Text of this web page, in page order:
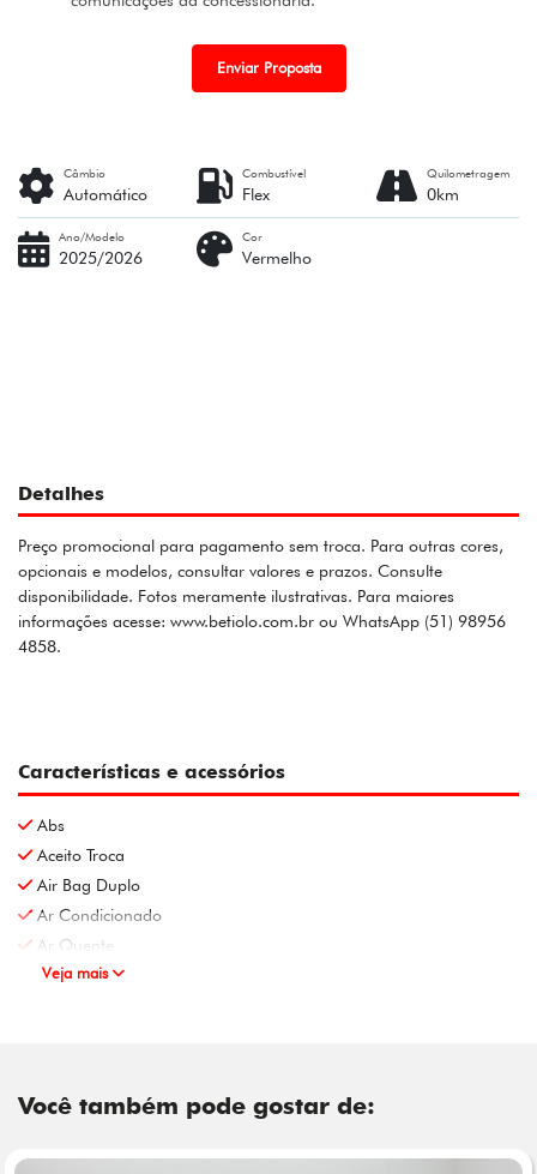
Enviar Proposta
Câmbio
Automático
Combustível
Flex
Quilometragem
0km
Ano/Modelo
2025/2026
Cor
Vermelho
Detalhes
Preço promocional para pagamento sem troca. Para outras cores,
opcionais e modelos, consultar valores e prazos. Consulte
disponibilidade. Fotos meramente ilustrativas. Para maiores
informações acesse: www.betiolo.com.br ou WhatsApp (51) 98956
4858.
Características e acessórios
Abs
Aceito Troca
Air Bag Duplo
Ar Condicionado
Ar Quente
Veja mais
Você também pode gostar de: